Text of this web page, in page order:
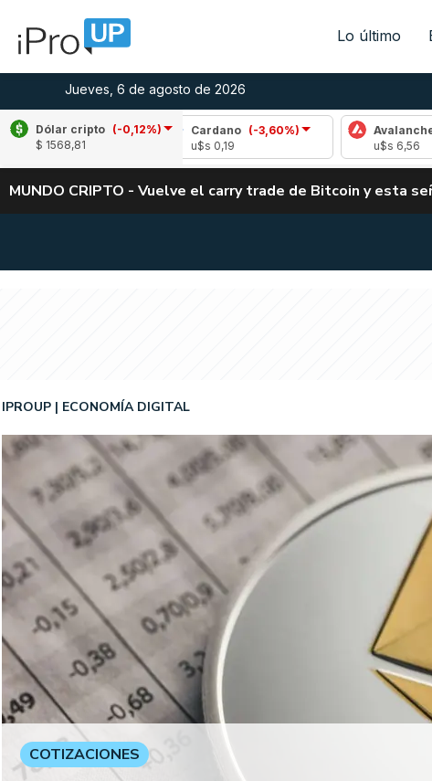
Lo último
Jueves, 6 de agosto de 2026
Dólar cripto (-0,12%)
$ 1568,81
2,22%) Cardano
(-3,60%)
Avalanche (-
MUNDO CRIPTO - Vuelve el carry trade de Bitcoin y esta
IPROUP ECONOMÍA DIGITAL
COTIZACIONES